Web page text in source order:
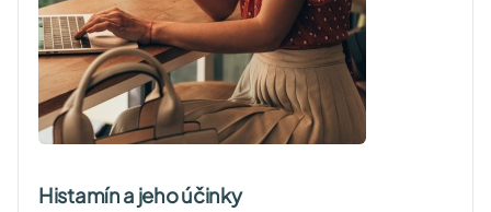
Histamín a jeho účinky